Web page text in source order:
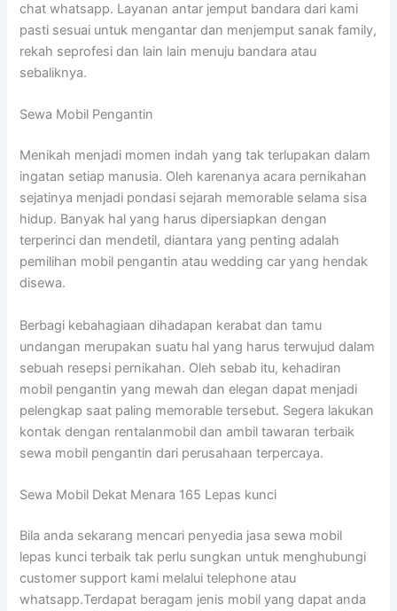
chat whatsapp. Layanan antar jemput bandara dari kami
pasti sesuai untuk mengantar dan menjemput sanak family,
rekah seprofesi dan lain lain menuju bandara atau
sebaliknya.
Sewa Mobil Pengantin
Menikah menjadi momen indah yang tak terlupakan dalam
ingatan setiap manusia. Oleh karenanya acara pernikahan
sejatinya menjadi pondasi sejarah memorable selama sisa
hidup. Banyak hal yang harus dipersiapkan dengan
terperinci dan mendetil, diantara yang penting adalah
pemilihan mobil pengantin atau wedding car yang hendak
disewa.
Berbagi kebahagiaan dihadapan kerabat dan tamu
undangan merupakan suatu hal yang harus terwujud dalam
sebuah resepsi pernikahan. Oleh sebab itu, kehadiran
mobil pengantin yang mewah dan elegan dapat menjadi
pelengkap saat paling memorable tersebut. Segera lakukan
kontak dengan rentalanmobil dan ambil tawaran terbaik
sewa mobil pengantin dari perusahaan terpercaya.
Sewa Mobil Dekat Menara 165 Lepas kunci
Bila anda sekarang mencari penyedia jasa sewa mobil
lepas kunci terbaik tak perlu sungkan untuk menghubungi
customer support kami melalui telephone atau
whatsapp.Terdapat beragam jenis mobil yang dapat anda